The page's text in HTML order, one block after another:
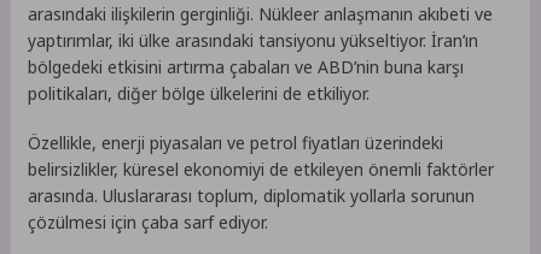
arasındaki ilişkilerin gerginliği. Nükleer anlaşmanın akıbeti ve
yaptırımlar, iki ülke arasındaki tansiyonu yükseltiyor. İran’ın
bölgedeki etkisini artırma çabaları ve ABD’nin buna karşı
politikaları, diğer bölge ülkelerini de etkiliyor.
Özellikle, enerji piyasaları ve petrol fiyatları üzerindeki
belirsizlikler, küresel ekonomiyi de etkileyen önemli faktörler
arasında. Uluslararası toplum, diplomatik yollarla sorunun
çözülmesi için çaba sarf ediyor.